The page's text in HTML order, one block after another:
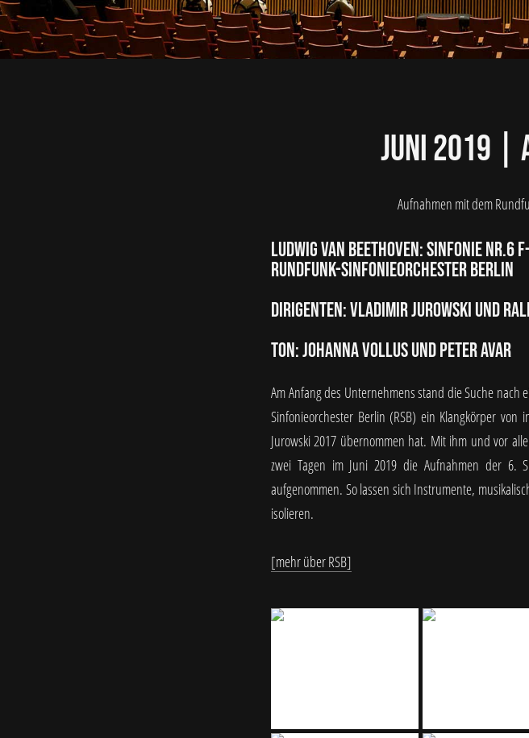
Juni 2019 |
Aufnahmen mit dem
Ludwig van Beethoven: Sinfonie Nr.6
Rundfunk-sinfonieorchester Berlin
Dirigenten: Vladimir Jurowski und
Ton: Johanna Vollus und Peter Avar
Am Anfang des Unternehmens stand die Suche
Sinfonieorchester Berlin (RSB) ein Klangkörper
Jurowski 2017 übernommen hat. Mit ihm und vor
zwei Tagen im Juni 2019 die Aufnahmen der 6.
aufgenommen. So lassen sich Instrumente,
isolieren.
[mehr über RSB]